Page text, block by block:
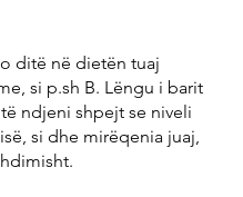
ditë në dietën tuaj
si p.sh B. Lëngu i barit
ndjeni shpejt se niveli
si dhe mirëqenia juaj,